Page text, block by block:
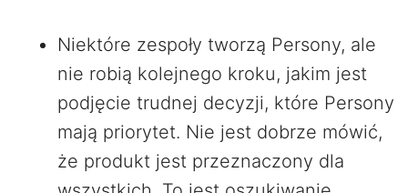
Niektóre zespoły tworzą Persony, ale
nie robią kolejnego kroku, jakim jest
podjęcie trudnej decyzji, które Persony
mają priorytet. Nie jest dobrze mówić,
że produkt jest przeznaczony dla